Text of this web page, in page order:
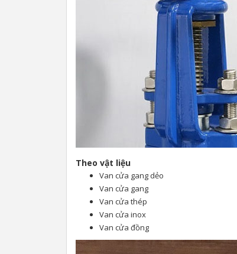
Theo vật liệu
Van cửa gang dẻo
Van cửa gang
Van cửa thép
Van cửa inox
Van cửa đồng